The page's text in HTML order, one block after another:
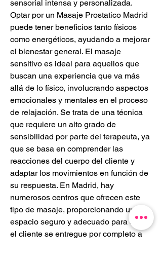
sensorial intensa y personalizada.
Optar por un Masaje Prostatico Madrid
puede tener beneficios tanto físicos
como energéticos, ayudando a mejorar
el bienestar general. El masaje
sensitivo es ideal para aquellos que
buscan una experiencia que va más
allá de lo físico, involucrando aspectos
emocionales y mentales en el proceso
de relajación. Se trata de una técnica
que requiere un alto grado de
sensibilidad por parte del terapeuta, ya
que se basa en comprender las
reacciones del cuerpo del cliente y
adaptar los movimientos en función de
su respuesta. En Madrid, hay
numerosos centros que ofrecen este
tipo de masaje, proporcionando un
espacio seguro y adecuado para que
el cliente se entregue por completo a